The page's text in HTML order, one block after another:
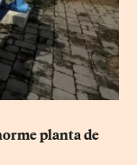
planta de